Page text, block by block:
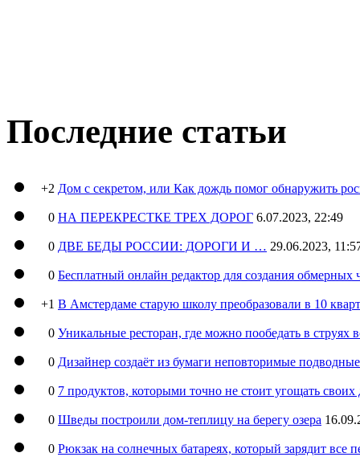
Последние статьи
+2 Дом с секретом, или Как дождь помог обнаружить
0 НА ПЕРЕКРЕСТКЕ ТРЕХ ДОРОГ 6.07.2023, 22:49
0 ДВЕ БЕДЫ РОССИИ: ДОРОГИ И … 29.06.2023,
0 Бесплатный онлайн редактор для создания обмерных
+1 В Амстердаме старую школу преобразовали в 10
0 Уникальные ресторан, где можно пообедать в струях
0 Дизайнер создаёт из бумаги неповторимые
0 7 продуктов, которыми точно не стоит угощать
0 Шведы построили дом-теплицу на берегу озера
0 Рюкзак на солнечных батареях, который зарядит все